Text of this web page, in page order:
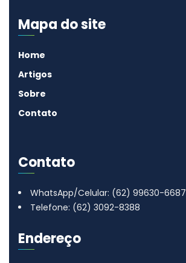
Mapa do site
Home
Artigos
Sobre
Contato
Contato
WhatsApp/Celular: (62) 99630-6687
Telefone: (62) 3092-8388
Endereço